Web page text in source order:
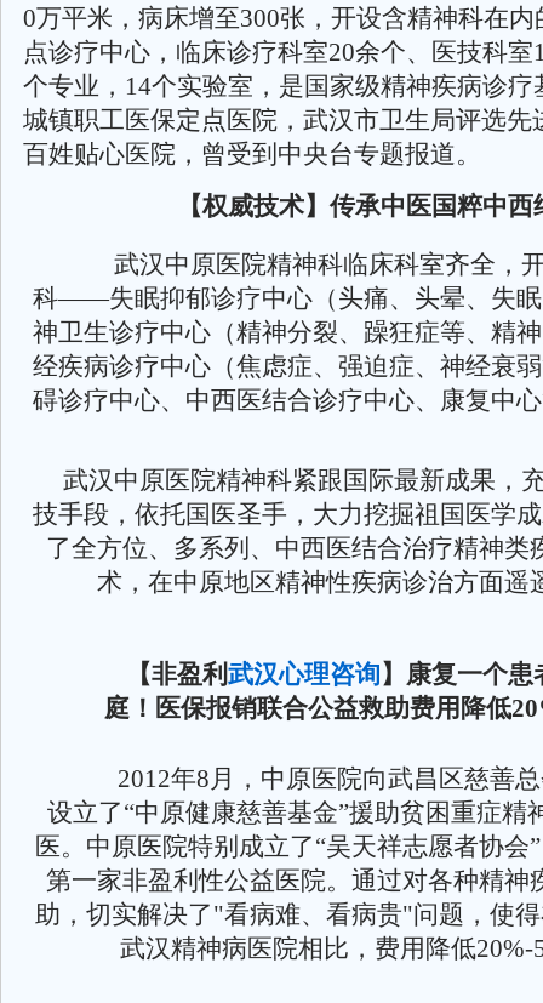
0万平米，病床增至300张，开设含精神科在
点诊疗中心，临床诊疗科室20余个、医技科室
个专业，14个实验室，是国家级精神疾病诊疗
城镇职工医保定点医院，武汉市卫生局评选先
百姓贴心医院，曾受到中央台专题报道。
【权威技术】传承中医国粹中西
武汉中原医院精神科临床科室齐全，
科——失眠抑郁诊疗中心（头痛、头晕、失
神卫生诊疗中心（精神分裂、躁狂症等、精
经疾病诊疗中心（焦虑症、强迫症、神经衰
碍诊疗中心、中西医结合诊疗中心、康复中
武汉中原医院精神科紧跟国际最新成果，
技手段，依托国医圣手，大力挖掘祖国医学
了全方位、多系列、中西医结合治疗精神类
术，在中原地区精神性疾病诊治方面遥
【非盈利 武汉心理咨询】康复一个
庭！医保报销联合公益救助费用降低
2012年8月，中原医院向武昌区慈善总
设立了“中原健康慈善基金”援助贫困重症精
医。中原医院特别成立了“吴天祥志愿者协会
第一家非盈利性公益医院。通过对各种精神
助，切实解决了"看病难、看病贵"问题，使
武汉精神病医院相比，费用降低20%-